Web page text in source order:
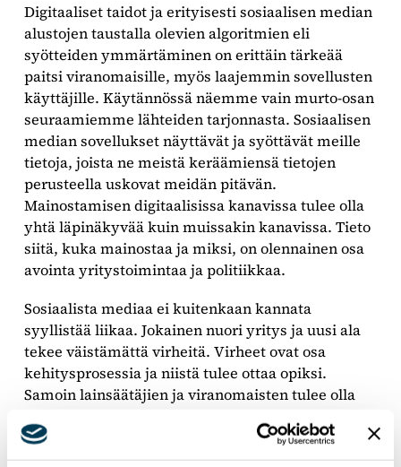
Digitaaliset taidot ja erityisesti sosiaalisen median
alustojen taustalla olevien algoritmien eli
syötteiden ymmärtäminen on erittäin tärkeää
paitsi viranomaisille, myös laajemmin sovellusten
käyttäjille. Käytännössä näemme vain murto-osan
seuraamiemme lähteiden tarjonnasta. Sosiaalisen
median sovellukset näyttävät ja syöttävät meille
tietoja, joista ne meistä keräämiensä tietojen
perusteella uskovat meidän pitävän.
Mainostamisen digitaalisissa kanavissa tulee olla
yhtä läpinäkyvää kuin muissakin kanavissa. Tieto
siitä, kuka mainostaa ja miksi, on olennainen osa
avointa yritystoimintaa ja politiikkaa.
Sosiaalista mediaa ei kuitenkaan kannata
syyllistää liikaa. Jokainen nuori yritys ja uusi ala
tekee väistämättä virheitä. Virheet ovat osa
kehitysprosessia ja niistä tulee ottaa opiksi.
Samoin lainsäätäjien ja viranomaisten tulee olla
näkökulmasta sosiaalinen media on tehnyt yhä
helpommaksi niin perheenjäsenten välisen